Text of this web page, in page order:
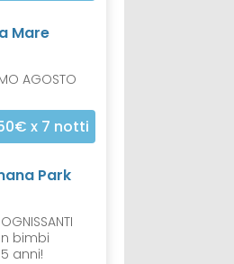
Mare
AGOSTO
x 7 notti
Park
bimbi
anni!